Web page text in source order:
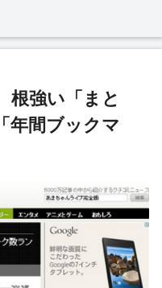
強い「まと
年間ブックマ